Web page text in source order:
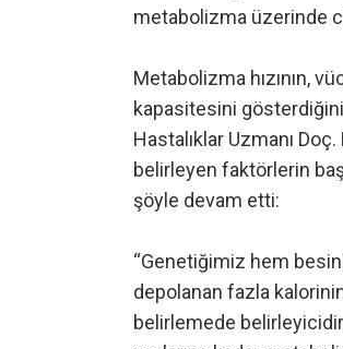
metabolizma üzerinde
Metabolizma hızının,
kapasitesini
Hastalıklar Uzmanı
belirleyen faktörlerin
şöyle devam etti:
“Genetiğimiz hem
depolanan fazla
belirlemede